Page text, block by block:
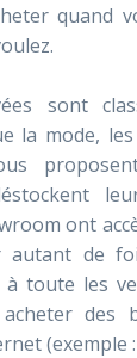
quand
sont
la mode,
ont
autant de
à toute les
des
(exemple